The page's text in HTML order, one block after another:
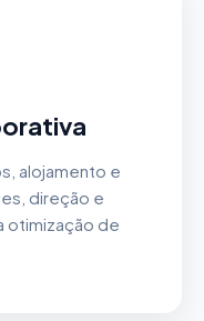
alojamento e
direção e
otimização de